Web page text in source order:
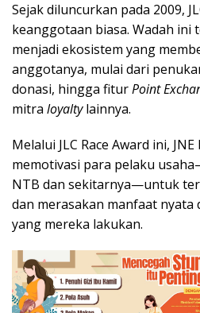
Sejak diluncurkan pada 2009,
keanggotaan biasa. Wadah
menjadi ekosistem yang
anggotanya, mulai dari
donasi, hingga fiturPoint
mitra loyaltylainnya.
Melalui JLC Race Award ini,
memotivasi para pelaku
NTB dan sekitarnya—untuk
dan merasakan manfaat
yang mereka lakukan.